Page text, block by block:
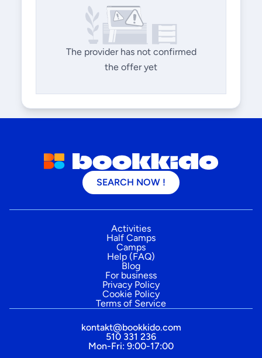
The provider has not confirmed
the offer yet
SEARCH NOW !
Activities
Half Camps
Camps
Help (FAQ)
Blog
For business
Privacy Policy
Cookie Policy
Terms of Service
kontakt@bookkido.com
510 331 236
Mon-Fri: 9:00-17:00